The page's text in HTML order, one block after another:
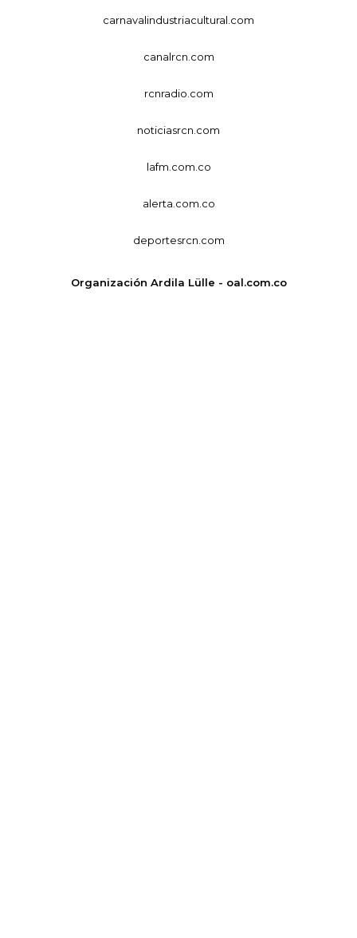
carnavalindustriacultural.com
canalrcn.com
rcnradio.com
noticiasrcn.com
lafm.com.co
alerta.com.co
deportesrcn.com
Organización Ardila Lülle - oal.com.co